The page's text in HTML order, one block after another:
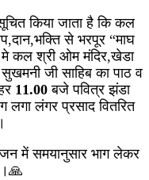
किया जाता है कि कल
से भरपूर “माघ
मे कल श्री ओम मंदिर,खेडा
जी साहिब का पाठ व
11.00 बजे पवित्र झंडा
लगा लंगर प्रसाद वितरित
में समयानुसार भाग लेकर